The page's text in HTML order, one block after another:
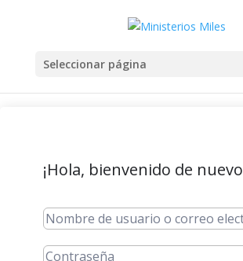
Seleccionar página
¡Hola, bienvenido de